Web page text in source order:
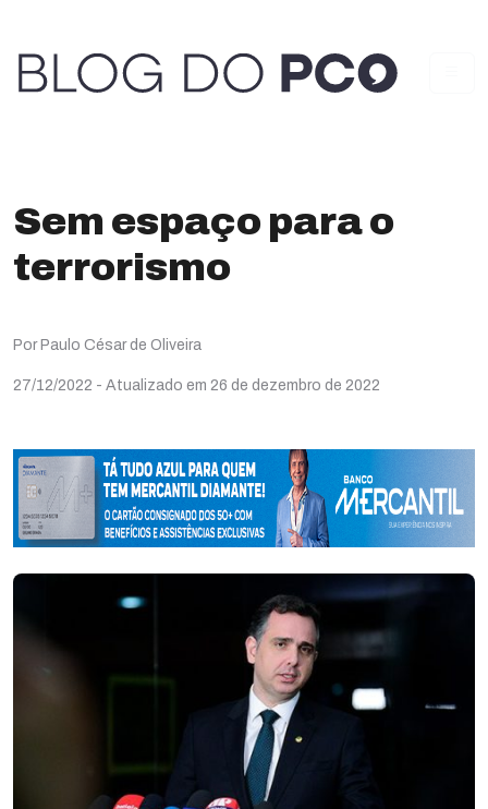
Sem espaço para o
terrorismo
Por Paulo César de Oliveira
27/12/2022 - Atualizado em 26 de dezembro de 2022